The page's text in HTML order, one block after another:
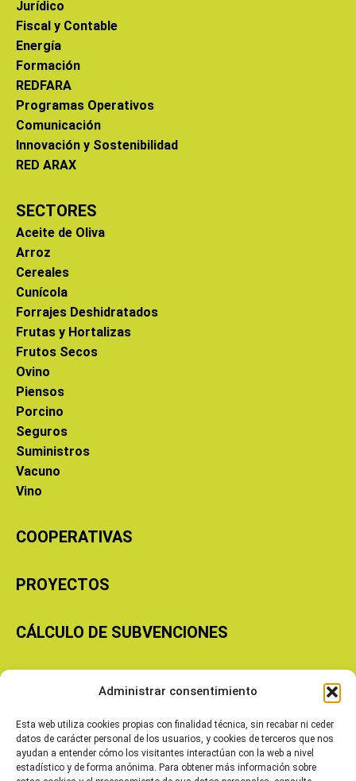
Administrar consentimiento
Esta web utiliza cookies propias con finalidad técnica, sin recabar ni ceder
datos de carácter personal de los usuarios, y cookies de terceros que nos
ayudan a entender cómo los visitantes interactúan con la web a nivel
estadístico y de forma anónima. Para obtener más información sobre
Jurídico
Fiscal y Contable
Energía
Formación
REDFARA
Programas Operativos
Comunicación
Innovación y Sostenibilidad
RED ARAX
SECTORES
Aceite de Oliva
Arroz
Cereales
Cunícola
Forrajes Deshidratados
Frutas y Hortalizas
Frutos Secos
Ovino
Piensos
Porcino
Seguros
Suministros
Vacuno
Vino
COOPERATIVAS
PROYECTOS
CÁLCULO DE SUBVENCIONES